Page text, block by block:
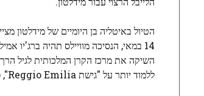
השיקה את מרכז הקרן המלכותית לגיל
ללמוד יותר על "גישת Reggio Emilia", פילוסופיה חינוכית איטלקית שמרכזת מערכות יחסים, סביבה וקהילה כמפתחות התפתחותו של הילד.